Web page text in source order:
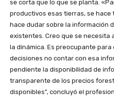
se corta que lo que se planta.
productivos esas tierras, se hace
hace dudar sobre la información
existentes. Creo que se necesita
la dinámica. Es preocupante
decisiones no contar con esa
pendiente la disponibilidad de
transparente de los precios
disponibles”, concluyó el